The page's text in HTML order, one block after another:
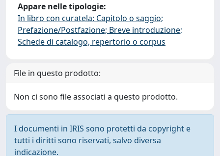
Appare nelle tipologie:
In libro con curatela: Capitolo o saggio;
Prefazione/Postfazione; Breve introduzione;
Schede di catalogo, repertorio o corpus
File in questo prodotto:
Non ci sono file associati a questo prodotto.
I documenti in IRIS sono protetti da copyright e
tutti i diritti sono riservati, salvo diversa
indicazione.